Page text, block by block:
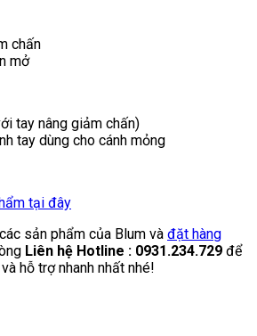
chấn
mở
tay nâng giảm chấn)
tay dùng cho cánh mỏng
tại đây
sản phẩm của Blum và đặt hàng
Liên hệ Hotline : 0931.234.729 để
hỗ trợ nhanh nhất nhé!